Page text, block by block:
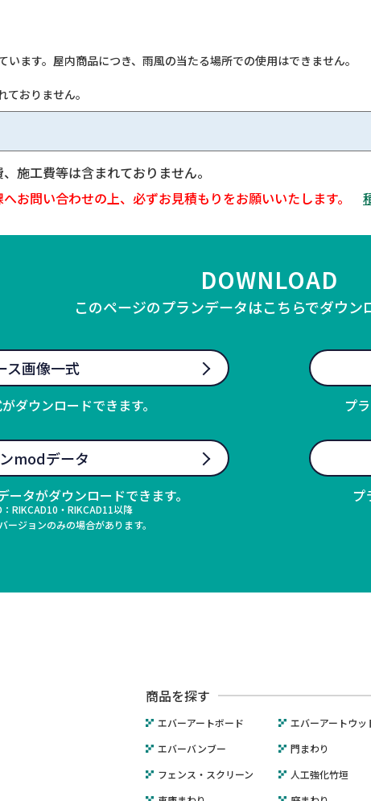
ます。屋内商品につき、雨風の当たる場所での使用はできません。
おりません。
施工費等は含まれておりません。
お問い合わせの上、必ずお見積もりをお願いいたします。
DOWNLOAD
このページのプランデータはこちらでダウン
ス画像一式
ダウンロードできます。 プ
modデータ
タがダウンロードできます。
RIKCAD10・RIKCAD11以降
ージョンのみの場合があります。
プ
商品を探す
エバーアートボード
エバーアートウッ
エバーバンブー
門まわり
フェンス・スクリーン
人工強化竹垣